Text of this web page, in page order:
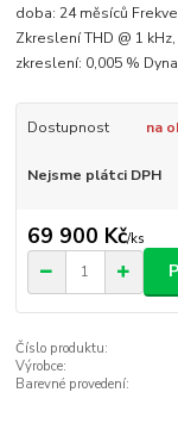
doba: 24 měsíců
Zkreslení THD @ 1
zkreslení: 0,005 %
Dostupnost na
Nejsme plátci DPH
69 900 Kč/ks
Číslo produktu:
Výrobce:
Barevné provedení: